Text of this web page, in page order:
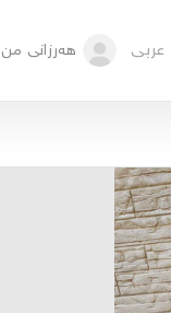
عربی هەرزانی من